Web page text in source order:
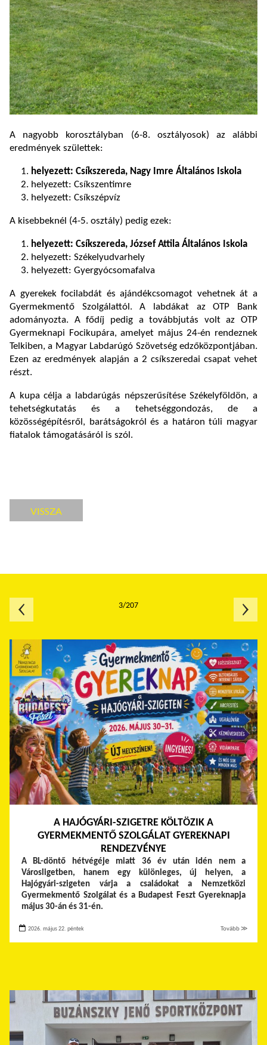
A nagyobb korosztályban (6-8. osztályosok) az alábbi
eredmények születtek:
helyezett: Csíkszereda, Nagy Imre Általános Iskola
helyezett: Csíkszentimre
helyezett: Csíkszépvíz
A kisebbeknél (4-5. osztály) pedig ezek:
helyezett: Csíkszereda, József Attila Általános Iskola
helyezett: Székelyudvarhely
helyezett: Gyergyócsomafalva
A gyerekek focilabdát és ajándékcsomagot vehetnek át a
Gyermekmentő Szolgálattól. A labdákat az OTP Bank
adományozta. A fődíj pedig a továbbjutás volt az OTP
Gyermeknapi Focikupára, amelyet május 24-én rendeznek
Telkiben, a Magyar Labdarúgó Szövetség edzőközpontjában.
Ezen az eredmények alapján a 2 csíkszeredai csapat vehet
részt.
A kupa célja a labdarúgás népszerűsítése Székelyföldön, a
tehetségkutatás és a tehetséggondozás, de a
közösségépítésről, barátságokról és a határon túli magyar
fiatalok támogatásáról is szól.
VISSZA
A HAJÓGYÁRI-SZIGETRE KÖLTÖZIK A
GYERMEKMENTŐ SZOLGÁLAT GYEREKNAPI
RENDEZVÉNYE
A BL-döntő hétvégéje miatt 36 év után idén nem a
Városligetben, hanem egy különleges, új helyen, a
Hajógyári-szigeten várja a családokat a Nemzetközi
Gyermekmentő Szolgálat és a Budapest Feszt Gyereknapja
május 30-án és 31-én.
2026. május 22. péntek Tovább ≫
3/207